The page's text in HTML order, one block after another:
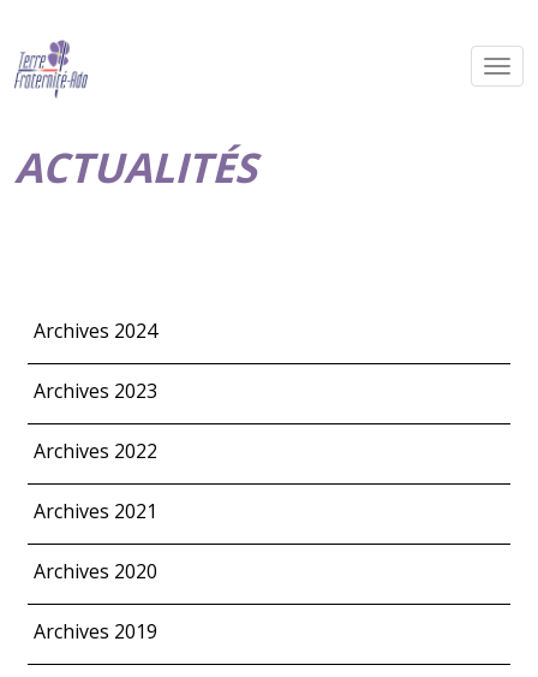
ACTUALITÉS
Archives 2024
Archives 2023
Archives 2022
Archives 2021
Archives 2020
Archives 2019